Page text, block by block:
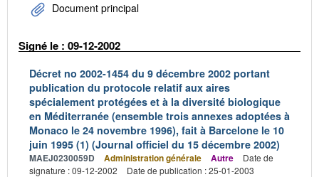
Document principal
Signé le : 09-12-2002
Décret no 2002-1454 du 9 décembre 2002 portant
publication du protocole relatif aux aires
spécialement protégées et à la diversité biologique
en Méditerranée (ensemble trois annexes adoptées à
Monaco le 24 novembre 1996), fait à Barcelone le 10
juin 1995 (1) (Journal officiel du 15 décembre 2002)
MAEJ0230059D Administration générale Autre
Date de
signature : 09-12-2002
Date de publication : 25-01-2003